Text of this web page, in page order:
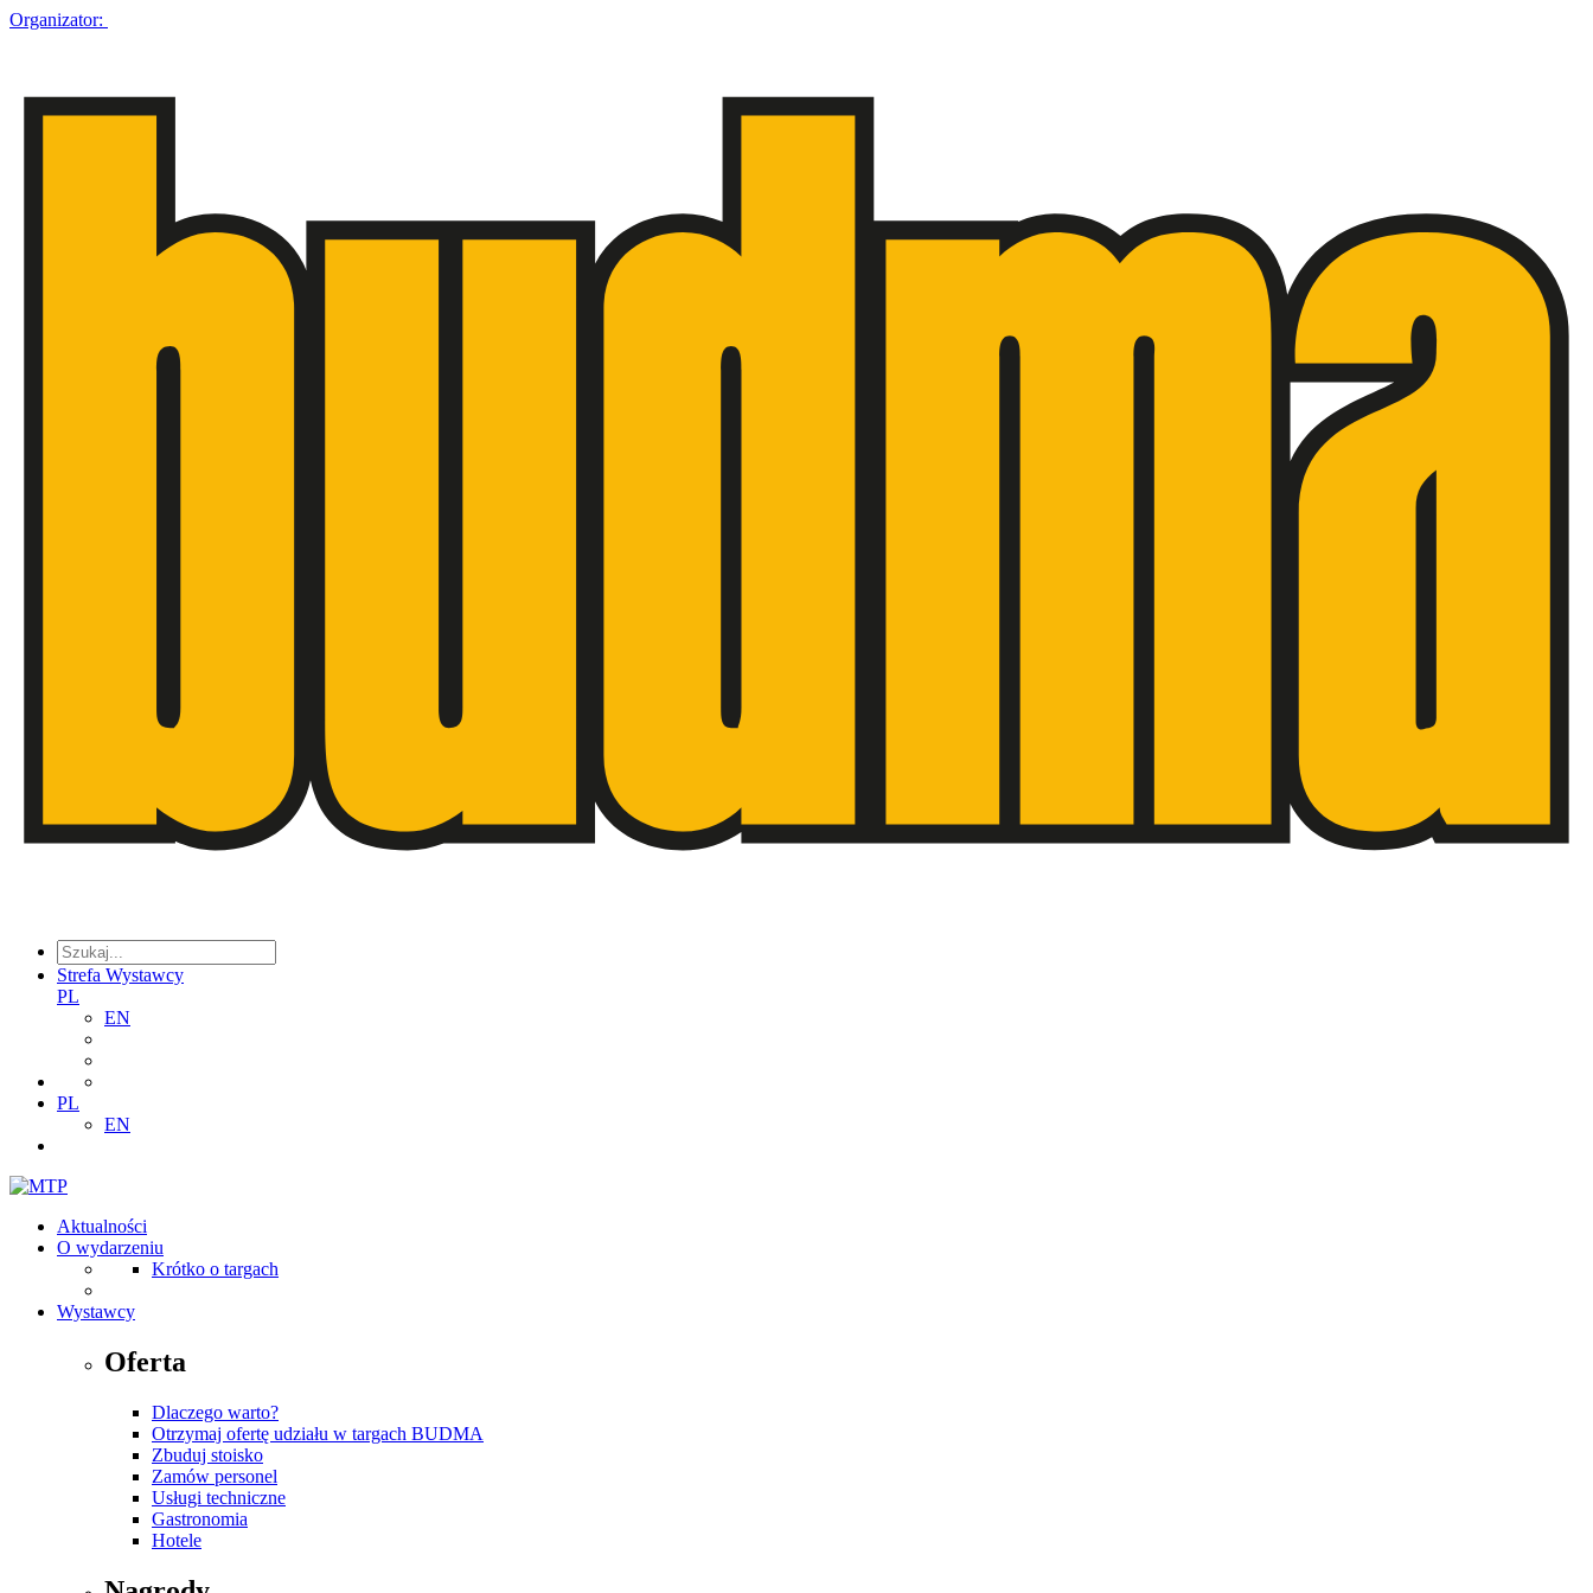
Organizator:
Strefa Wystawcy
PL
EN
PL
EN
Aktualności
O wydarzeniu
Krótko o targach
Wystawcy
Oferta
Dlaczego warto?
Otrzymaj ofertę udziału w targach BUDMA
Zbuduj stoisko
Zamów personel
Usługi techniczne
Gastronomia
Hotele